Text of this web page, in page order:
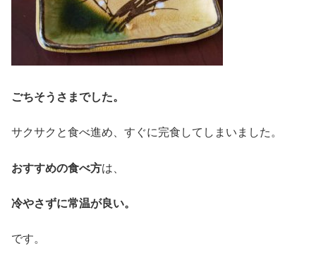
ごちそうさまでした。
サクサクと食べ進め、すぐに完食してしまいました。
おすすめの食べ方は、
冷やさずに常温が良い。
です。